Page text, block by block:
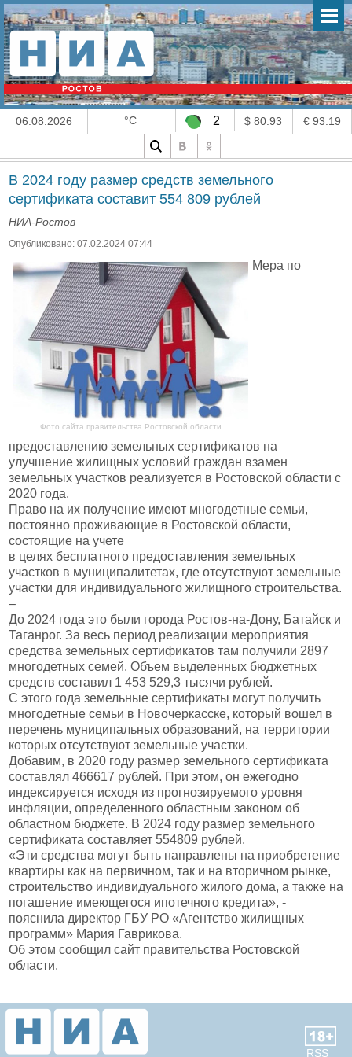
06.08.2026 °C 2 $ 80.93 € 93.19
В 2024 году размер средств земельного
сертификата составит 554 809 рублей
НИА-Ростов
Опубликовано: 07.02.2024 07:44
Фото сайта правительства Ростовской области
Мера по
предоставлению земельных сертификатов на
улучшение жилищных условий граждан взамен
земельных участков реализуется в Ростовской области с
2020 года.
Право на их получение имеют многодетные семьи,
постоянно проживающие в Ростовской области,
состоящие на учете
в целях бесплатного предоставления земельных
участков в муниципалитетах, где отсутствуют земельные
участки для индивидуального жилищного строительства.
–
До 2024 года это были города Ростов-на-Дону, Батайск и
Таганрог. За весь период реализации мероприятия
средства земельных сертификатов там получили 2897
многодетных семей. Объем выделенных бюджетных
средств составил 1 453 529,3 тысячи рублей.
С этого года земельные сертификаты могут получить
многодетные семьи в Новочеркасске, который вошел в
перечень муниципальных образований, на территории
которых отсутствуют земельные участки.
Добавим, в 2020 году размер земельного сертификата
составлял 466617 рублей. При этом, он ежегодно
индексируется исходя из прогнозируемого уровня
инфляции, определенного областным законом об
областном бюджете. В 2024 году размер земельного
сертификата составляет 554809 рублей.
«Эти средства могут быть направлены на приобретение
квартиры как на первичном, так и на вторичном рынке,
строительство индивидуального жилого дома, а также на
погашение имеющегося ипотечного кредита», -
пояснила директор ГБУ РО «Агентство жилищных
программ» Мария Гаврикова.
Об этом сообщил сайт правительства Ростовской
области.
RSS